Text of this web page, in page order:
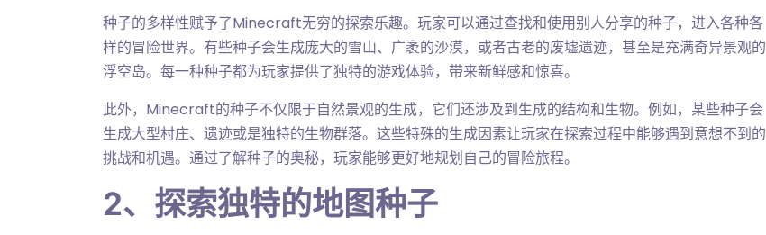
种子的多样性赋予了Minecraft无穷的探索乐趣。玩家可以通过查找和使用别人分享的种子，进入各种各
样的冒险世界。有些种子会生成庞大的雪山、广袤的沙漠，或者古老的废墟遗迹，甚至是充满奇异景观的
浮空岛。每一种种子都为玩家提供了独特的游戏体验，带来新鲜感和惊喜。
此外，Minecraft的种子不仅限于自然景观的生成，它们还涉及到生成的结构和生物。例如，某些种子会
生成大型村庄、遗迹或是独特的生物群落。这些特殊的生成因素让玩家在探索过程中能够遇到意想不到的
挑战和机遇。通过了解种子的奥秘，玩家能够更好地规划自己的冒险旅程。
2、探索独特的地图种子